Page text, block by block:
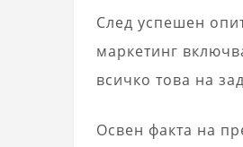
След успешен
маркетинг
всичко това на
Освен факта на